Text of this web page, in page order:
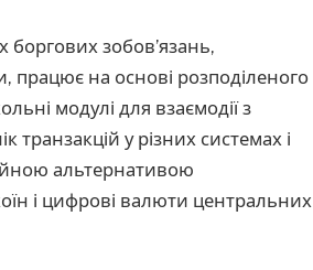
боргових зобов’язань,
працює на основі розподіленого
модулі для взаємодії з
у різних системах і
альтернативою
і цифрові валюти центральних